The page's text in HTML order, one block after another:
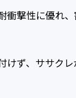
撃性に優れ、
ず、ササク